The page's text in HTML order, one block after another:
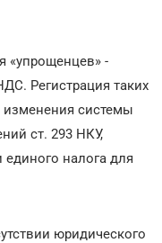
«упрощенцев» -
Регистрация таких
изменения системы
ст. 293 НКУ,
налога для
юридического